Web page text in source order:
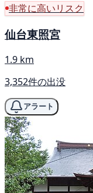
非常に高いリスク
仙台東照宮
1.9 km
3,352件の出没
アラート